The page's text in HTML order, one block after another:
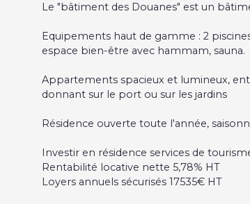
Le "bâtiment des Douanes" est un
Equipements haut de gamme : 2
espace bien-être avec hammam, sauna.
Appartements spacieux et lumineux,
donnant sur le port ou sur les jardins
Résidence ouverte toute l'année,
Investir en résidence services de
Rentabilité locative nette 5,78% HT
Loyers annuels sécurisés 17535€ HT